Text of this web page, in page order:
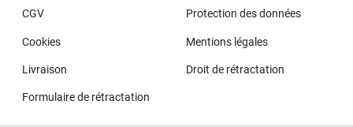
CGV
Protection des données
Cookies Mentions légales
Livraison Droit de rétractation
Formulaire de rétractation